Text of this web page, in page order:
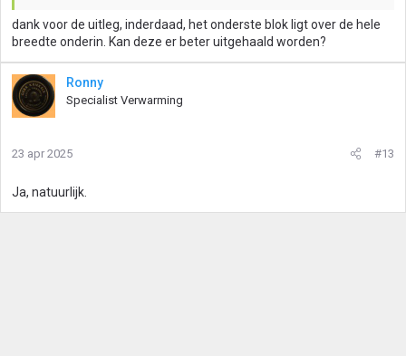
dank voor de uitleg, inderdaad, het onderste blok ligt over de hele
breedte onderin. Kan deze er beter uitgehaald worden?
Ronny
Specialist Verwarming
23 apr 2025 #13
Ja, natuurlijk.